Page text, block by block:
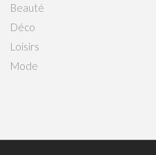
Beauté
Déco
Loisirs
Mode